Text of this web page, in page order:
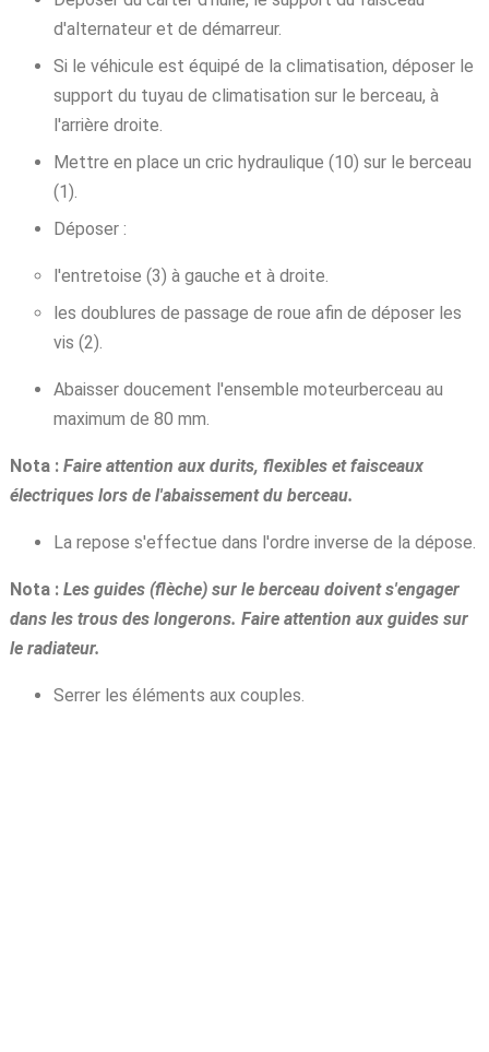
d'alternateur et de démarreur.
Si le véhicule est équipé de la climatisation, déposer le
support du tuyau de climatisation sur le berceau, à
l'arrière droite.
Mettre en place un cric hydraulique (10) sur le berceau
(1).
Déposer :
l'entretoise (3) à gauche et à droite.
les doublures de passage de roue afin de déposer les
vis (2).
Abaisser doucement l'ensemble moteurberceau au
maximum de 80 mm.
Nota : Faire attention aux durits, flexibles et faisceaux
électriques lors de l'abaissement du berceau.
La repose s'effectue dans l'ordre inverse de la dépose.
Nota : Les guides (flèche) sur le berceau doivent s'engager
dans les trous des longerons. Faire attention aux guides sur
le radiateur.
Serrer les éléments aux couples.